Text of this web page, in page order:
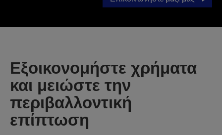
Εξοικονομήστε χρήματα
και μειώστε την
περιβαλλοντική
επίπτωση